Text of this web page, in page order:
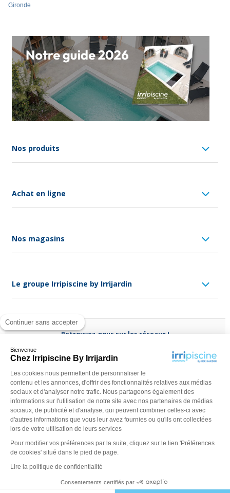
Continuer sans accepter
Bienvenue
Chez Irripiscine By Irrijardin
Les cookies nous permettent de personnaliser le
contenu et les annonces, d'offrir des fonctionnalités relatives aux médias
sociaux et d'analyser notre trafic. Nous partageons également des
informations sur l'utilisation de notre site avec nos partenaires de médias
sociaux, de publicité et d'analyse, qui peuvent combiner celles-ci avec
d'autres informations que vous leur avez fournies ou qu'ils ont collectées
lors de votre utilisation de leurs services
Pour modifier vos préférences par la suite, cliquez sur le lien 'Préférences
de cookies' situé dans le pied de page.
Lire la politique de confidentialité
Consentements certifiés par
Gironde
Nos produits
Achat en ligne
Nos magasins
Le groupe Irripiscine by Irrijardin
Retrouvez-nous sur les réseaux !
Besoin d'aide ?
0970 818 918 (appel non surtaxé)
Du lundi au vendredi de9 h - 13 hà14 h - 18 h ou contactez-
nous vianotre formulaire